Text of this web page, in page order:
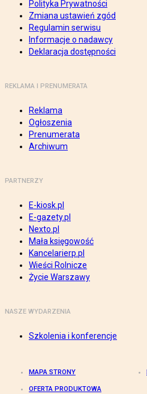
Polityka Prywatności
Zmiana ustawień zgód
Regulamin serwisu
Informacje o nadawcy
Deklaracja dostępności
REKLAMA I PRENUMERATA
Reklama
Ogłoszenia
Prenumerata
Archiwum
PARTNERZY
E-kiosk.pl
E-gazety.pl
Nexto.pl
Mała księgowość
Kancelarierp.pl
Wieści Rolnicze
Życie Warszawy
NASZE WYDARZENIA
Szkolenia i konferencje
MAPA STRONY
OFERTA PRODUKTOWA